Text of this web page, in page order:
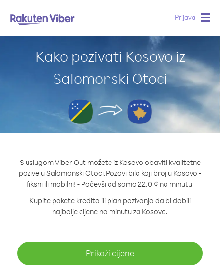
Prijava
Kako pozivati Kosovo iz
Salomonski Otoci
S uslugom Viber Out možete iz Kosovo obaviti kvalitetne
pozive u Salomonski Otoci.Pozovi bilo koji broj u Kosovo -
fiksni ili mobilni! - Počevši od samo 22.0 ¢ na minutu.
Kupite pakete kredita ili plan pozivanja da bi dobili
najbolje cijene na minutu za Kosovo.
Prikaži cijene